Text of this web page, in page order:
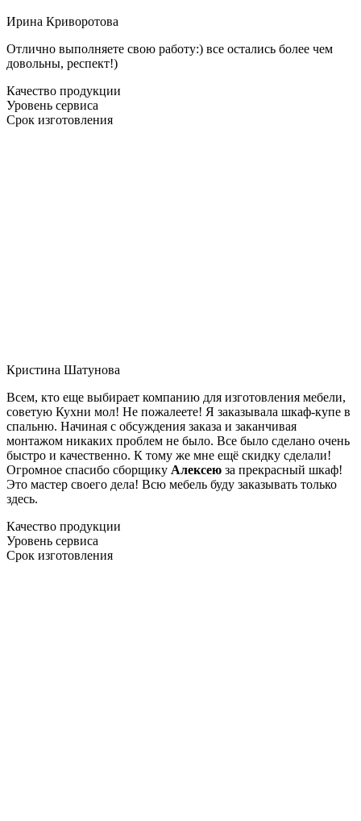
Ирина Криворотова
Отлично выполняете свою работу:) все остались более чем
довольны, респект!)
Качество продукции
Уровень сервиса
Срок изготовления
Кристина Шатунова
Всем, кто еще выбирает компанию для изготовления мебели,
советую Кухни мол! Не пожалеете! Я заказывала шкаф-купе в
спальню. Начиная с обсуждения заказа и заканчивая
монтажом никаких проблем не было. Все было сделано очень
быстро и качественно. К тому же мне ещё скидку сделали!
Огромное спасибо сборщику Алексею за прекрасный шкаф!
Это мастер своего дела! Всю мебель буду заказывать только
здесь.
Качество продукции
Уровень сервиса
Срок изготовления